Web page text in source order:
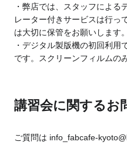
・弊店では、スタッフによる
レーター付きサービスは行っ
は大切に保管をお願いします。
・デジタル製版機の初回利用
です。スクリーンフィルムの
講習会に関するお
ご質問は info_fabcafe-